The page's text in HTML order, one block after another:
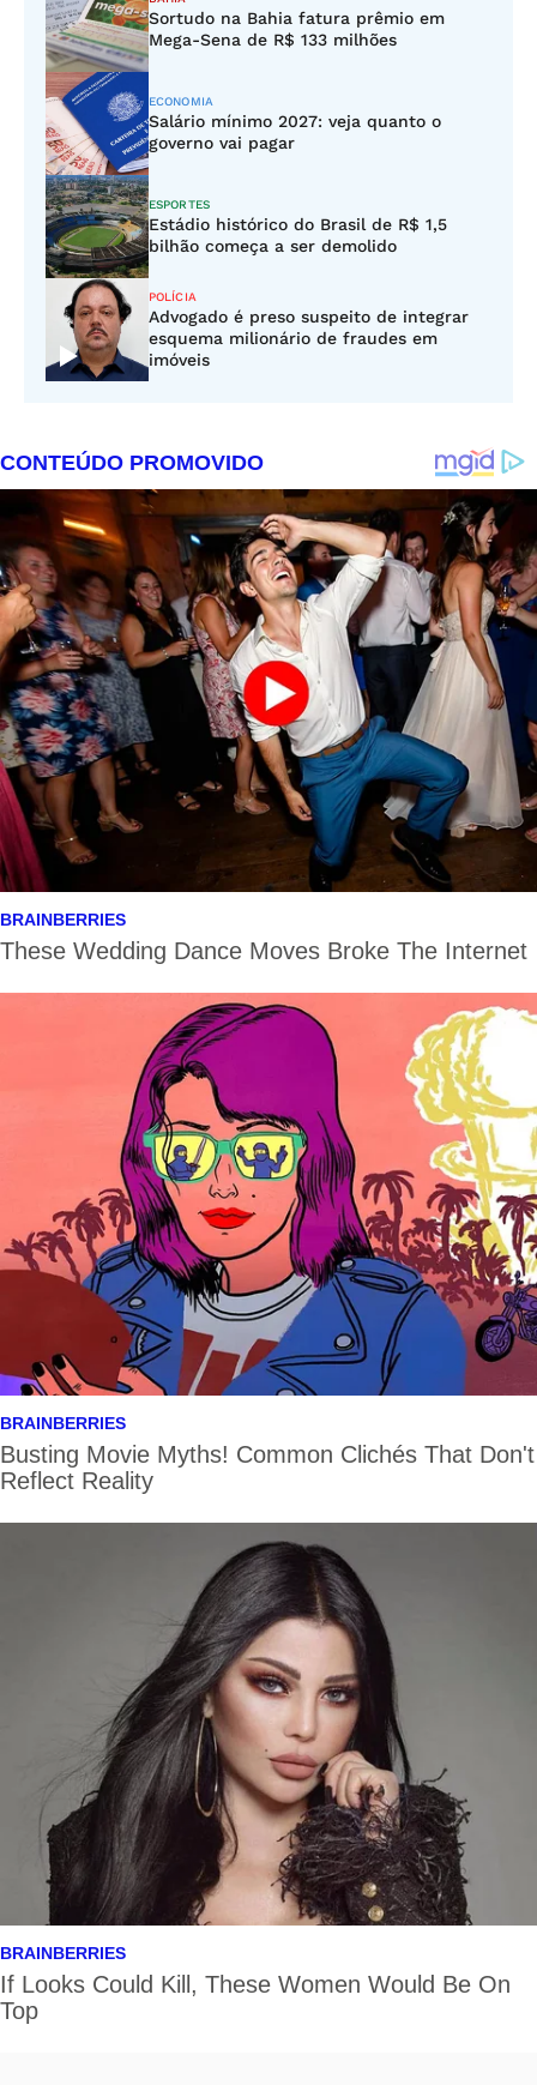
Sortudo na Bahia fatura prêmio em
Mega-Sena de R$ 133 milhões
ECONOMIA
Salário mínimo 2027: veja quanto o
governo vai pagar
ESPORTES
Estádio histórico do Brasil de R$ 1,5
bilhão começa a ser demolido
POLÍCIA
Advogado é preso suspeito de integrar
esquema milionário de fraudes em
imóveis